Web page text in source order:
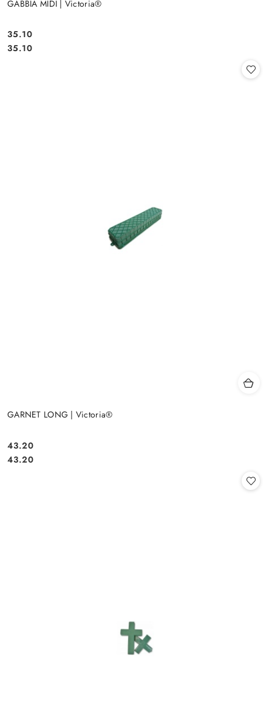
GABBIA MIDI | Victoria®
Cena:
35.10
Cena:
35.10
GARNET LONG | Victoria®
Cena:
43.20
Cena:
43.20